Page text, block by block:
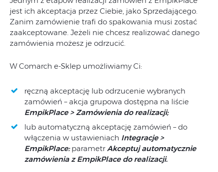
jest ich akceptacja przez Ciebie, jako Sprzedającego.
Zanim zamówienie trafi do spakowania musi zostać
zaakceptowane. Jeżeli nie chcesz realizować danego
zamówienia możesz je odrzucić.
W Comarch e-Sklep umożliwiamy Ci:
ręczną akceptację lub odrzucenie wybranych
zamówień – akcja grupowa dostępna na liście
EmpikPlace > Zamówienia do realizacji;
lub automatyczną akceptację zamówień – do
włączenia w ustawieniach Integracje >
EmpikPlace:parametrAkceptuj automatycznie
zamówienia z EmpikPlace do realizacji.